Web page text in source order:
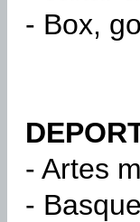
- Box,
- Artes
-